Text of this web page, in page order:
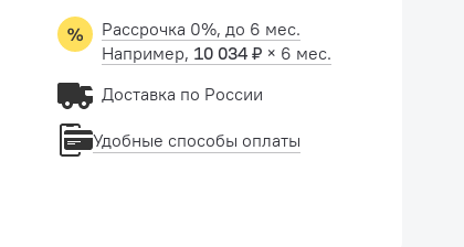
Рассрочка 0%, до 6 мес.
Например, 10 034 ₽ × 6 мес.
Доставка по России
Удобные способы оплаты